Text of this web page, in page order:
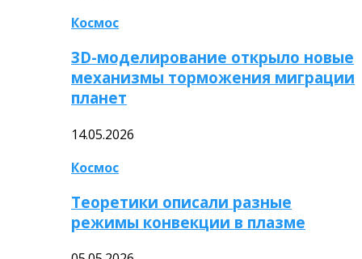
Космос
3D-моделирование открыло новые
механизмы торможения миграции
планет
14.05.2026
Космос
Теоретики описали разные
режимы конвекции в плазме